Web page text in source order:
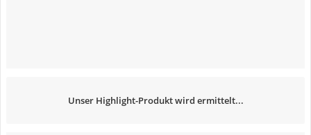
Unser Highlight-Produkt wird ermittelt...